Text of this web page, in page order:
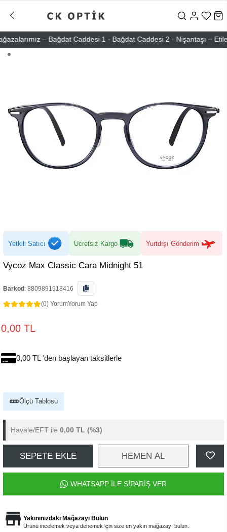
– Bağdat Caddesi 1 - Bağdat Caddesi 2 - Nişantaşı – Etiler
Yetkili Satıcı Ücretsiz Kargo Yurtdışı Gönderim
Vycoz Max Classic Cara Midnight 51
Barkod : 8809891918416
(0) YorumYorum Yap
0,00 TL
0,00 TL 'den başlayan taksitlerle
Ölçü Tablosu
Havale/EFT ile 0,00 TL (%3)
SEPETE EKLE HEMEN AL
WHATSAPP İLE SİPARİŞ VER
Yakınınızdaki Mağazayı Bulun
Ürünü incelemek veya denemek için size en yakın mağazayı bulun.